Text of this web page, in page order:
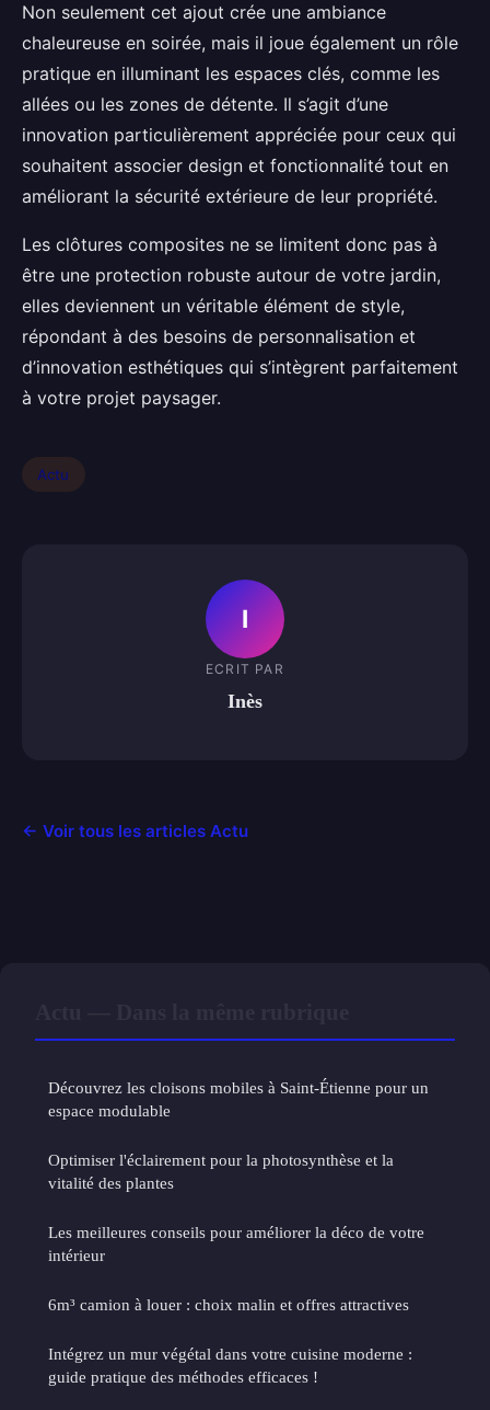
Non seulement cet ajout crée une ambiance
chaleureuse en soirée, mais il joue également un rôle
pratique en illuminant les espaces clés, comme les
allées ou les zones de détente. Il s’agit d’une
innovation particulièrement appréciée pour ceux qui
souhaitent associer design et fonctionnalité tout en
améliorant la sécurité extérieure de leur propriété.
Les clôtures composites ne se limitent donc pas à
être une protection robuste autour de votre jardin,
elles deviennent un véritable élément de style,
répondant à des besoins de personnalisation et
d’innovation esthétiques qui s’intègrent parfaitement
à votre projet paysager.
Actu
I
ECRIT PAR
Inès
← Voir tous les articles Actu
Découvrez les cloisons mobiles à Saint-Étienne pour un
espace modulable
Optimiser l'éclairement pour la photosynthèse et la
vitalité des plantes
Les meilleures conseils pour améliorer la déco de votre
intérieur
6m³ camion à louer : choix malin et offres attractives
Intégrez un mur végétal dans votre cuisine moderne :
guide pratique des méthodes efficaces !